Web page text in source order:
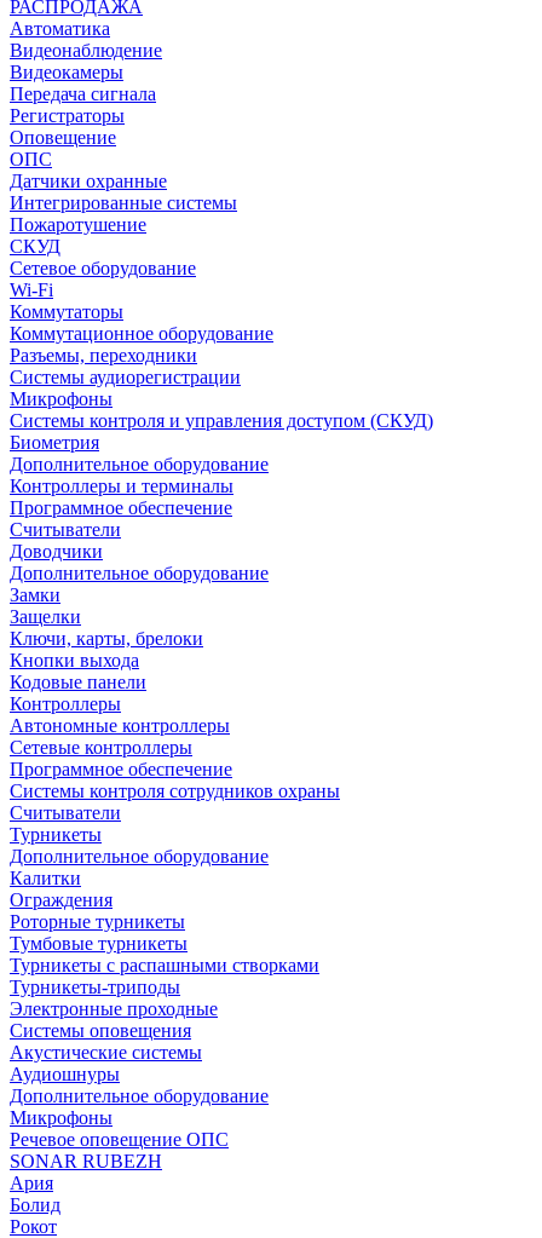
РАСПРОДАЖА
Автоматика
Видеонаблюдение
Видеокамеры
Передача сигнала
Регистраторы
Оповещение
ОПС
Датчики охранные
Интегрированные системы
Пожаротушение
СКУД
Сетевое оборудование
Wi-Fi
Коммутаторы
Коммутационное оборудование
Разъемы, переходники
Системы аудиорегистрации
Микрофоны
Системы контроля и управления доступом (СКУД)
Биометрия
Дополнительное оборудование
Контроллеры и терминалы
Программное обеспечение
Считыватели
Доводчики
Дополнительное оборудование
Замки
Защелки
Ключи, карты, брелоки
Кнопки выхода
Кодовые панели
Контроллеры
Автономные контроллеры
Сетевые контроллеры
Программное обеспечение
Системы контроля сотрудников охраны
Считыватели
Турникеты
Дополнительное оборудование
Калитки
Ограждения
Роторные турникеты
Тумбовые турникеты
Турникеты с распашными створками
Турникеты-триподы
Электронные проходные
Системы оповещения
Акустические системы
Аудиошнуры
Дополнительное оборудование
Микрофоны
Речевое оповещение ОПС
SONAR RUBEZH
Ария
Болид
Рокот